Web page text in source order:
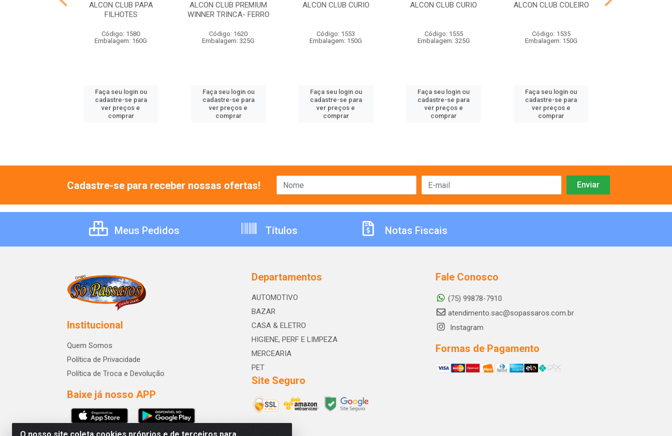
ALCON CLUB PAPA
FILHOTES
Código: 1580
Embalagem: 160G
Faça seu login ou
cadastre-se para
ver preços e
comprar
ALCON CLUB PREMIUM
WINNER TRINCA- FERRO
Código: 1620
Embalagem: 325G
Faça seu login ou
cadastre-se para
ver preços e
comprar
ALCON CLUB CURIO
Código: 1553
Embalagem: 150G
Faça seu login ou
cadastre-se para
ver preços e
comprar
ALCON CLUB CURIO
Código: 1555
Embalagem: 325G
Faça seu login ou
cadastre-se para
ver preços e
comprar
ALCON CLUB COLEIRO
Código: 1535
Embalagem: 150G
Faça seu login ou
cadastre-se para
ver preços e
comprar
Cadastre-se para receber nossas ofertas!
Meus Pedidos Títulos Notas Fiscais
Institucional
Quem Somos
Política de Privacidade
Política de Troca e Devolução
Baixe já nosso APP
Departamentos
AUTOMOTIVO
BAZAR
CASA & ELETRO
HIGIENE, PERF E LIMPEZA
MERCEARIA
PET
Site Seguro
Fale Conosco
(75) 99878-7910
atendimento.sac@sopassaros.com.br
Instagram
Formas de Pagamento